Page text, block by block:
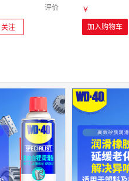
评价
关注
￥
加入购物车